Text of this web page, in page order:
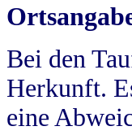
Bei den
Herkunft.
eine